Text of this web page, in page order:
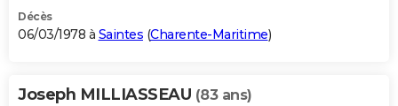
Décès
06/03/1978 à Saintes (Charente-Maritime)
Joseph MILLIASSEAU (83 ans)